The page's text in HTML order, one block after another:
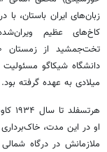
زبان‌های ایران باستان،
کاخ‌های عظیم
میلادی به عهده گرفته بود.
او در این مدت،
ملازمانش در درگاه